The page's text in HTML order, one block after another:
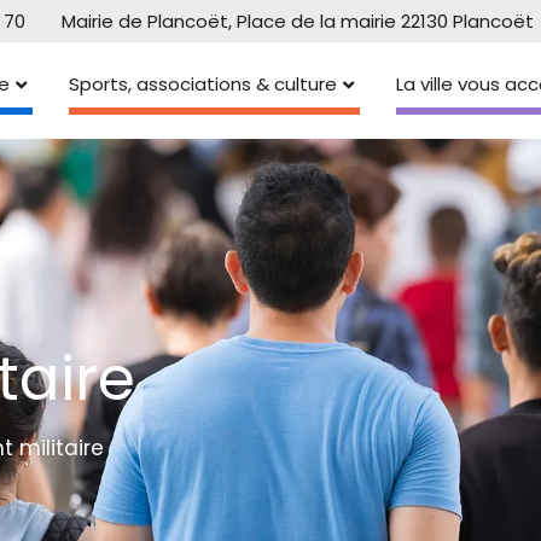
Mairie de Plancoët, Place de la mairie 22130 Plancoët
Sports, associations & culture La ville vous
militaire